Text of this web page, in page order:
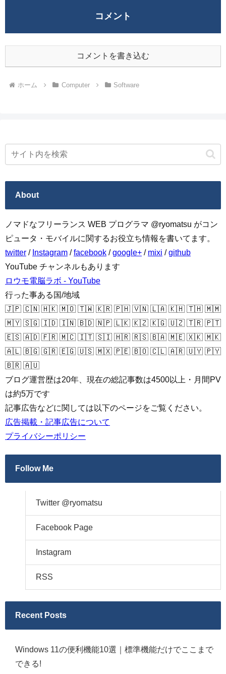
コメント
コメントを書き込む
ホーム Computer Software
About
ノマドなフリーランス WEB プログラマ @ryomatsu がコン
ピュータ・モバイルに関するお役立ち情報を書いてます。
twitter / Instagram /facebook /google+ / mixi /github
YouTube チャンネルもあります
ロウモ電脳ラボ - YouTube
行った事ある国/地域
🇯🇵 🇨🇳 🇭🇰 🇲🇴 🇹🇼 🇰🇷 🇵🇭 🇻🇳 🇱🇦 🇰🇭 🇹🇭 🇲🇲
🇲🇾 🇸🇬 🇮🇩 🇮🇳 🇧🇩 🇳🇵 🇱🇰 🇰🇿 🇰🇬 🇺🇿 🇹🇷 🇵🇹
🇪🇸 🇦🇩 🇫🇷 🇲🇨 🇮🇹 🇸🇮 🇭🇷 🇷🇸 🇧🇦 🇲🇪 🇽🇰 🇲🇰
🇦🇱 🇧🇬 🇬🇷 🇪🇬 🇺🇸 🇲🇽 🇵🇪 🇧🇴 🇨🇱 🇦🇷 🇺🇾 🇵🇾
🇧🇷 🇦🇺
ブログ運営歴は20年、現在の総記事数は4500以上・月間PV
は約5万です
記事広告などに関しては以下のページをご覧ください。
広告掲載・記事広告について
プライバシーポリシー
Follow Me
Twitter @ryomatsu
Facebook Page
Instagram
RSS
Recent Posts
Windows 11の便利機能10選｜標準機能だけでここまで
できる!